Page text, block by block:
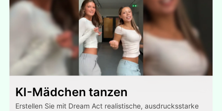
KI-Mädchen tanzen
Erstellen Sie mit Dream Act realistische, ausdrucksstarke